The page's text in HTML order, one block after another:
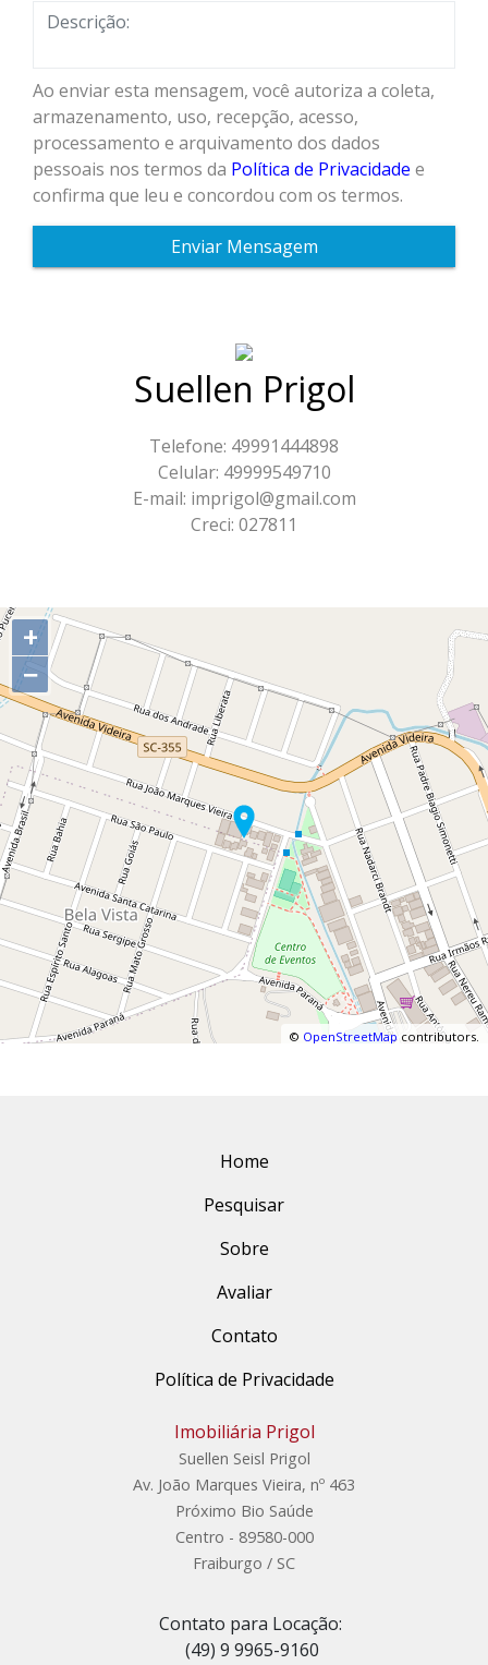
Ao enviar esta mensagem, você autoriza a coleta,
armazenamento, uso, recepção, acesso,
processamento e arquivamento dos dados
pessoais nos termos da Política de Privacidade e
confirma que leu e concordou com os termos.
Enviar Mensagem
Suellen Prigol
Telefone: 49991444898
Celular: 49999549710
E-mail: imprigol@gmail.com
Creci: 027811
+
−
© OpenStreetMap contributors.
Home
Pesquisar
Sobre
Avaliar
Contato
Política de Privacidade
Imobiliária Prigol
Suellen Seisl Prigol
Av. João Marques Vieira, nº 463
Próximo Bio Saúde
Centro - 89580-000
Fraiburgo / SC
Contato para Locação:
(49) 9 9965-9160